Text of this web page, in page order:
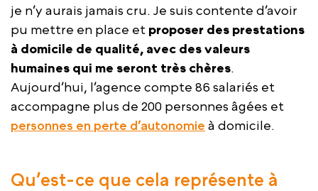
je n’y aurais jamais cru. Je suis contente d’avoir
pu mettre en place et proposer des prestations
à domicile de qualité, avec des valeurs
humaines qui me seront très chères.
Aujourd’hui, l’agence compte 86 salariés et
accompagne plus de 200 personnes âgées et
personnes en perte d’autonomie à domicile.
Qu’est-ce que cela représente à